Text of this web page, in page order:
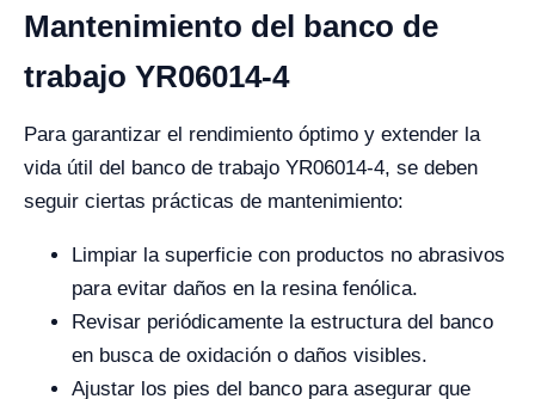
Mantenimiento del banco de
trabajo YR06014-4
Para garantizar el rendimiento óptimo y extender la
vida útil del banco de trabajo YR06014-4, se deben
seguir ciertas prácticas de mantenimiento:
Limpiar la superficie con productos no abrasivos
para evitar daños en la resina fenólica.
Revisar periódicamente la estructura del banco
en busca de oxidación o daños visibles.
Ajustar los pies del banco para asegurar que